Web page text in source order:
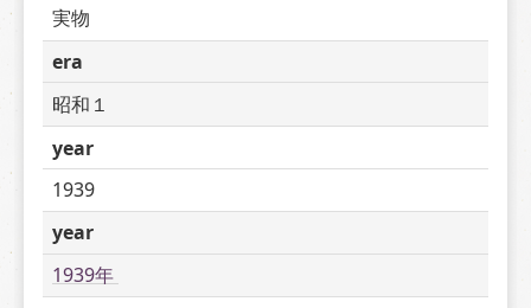
実物
era
昭和１
year
1939
year
1939年